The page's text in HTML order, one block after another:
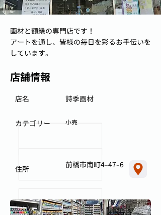
画材と額縁の専門店です！
アートを通し、皆様の毎日を彩るお手伝いを
しています。
店舗情報
詩季画材
店名
小売
カテゴリー
前橋市南町4-47-6
住所